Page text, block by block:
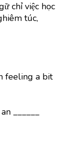
chỉ việc học
túc,
feeling a bit
______